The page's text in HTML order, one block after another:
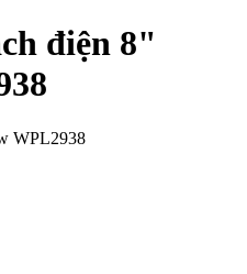
điện 8"
WPL2938